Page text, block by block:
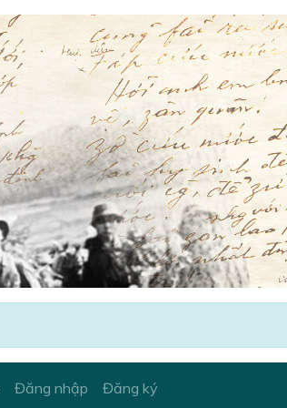
Đăng nhập Đăng ký